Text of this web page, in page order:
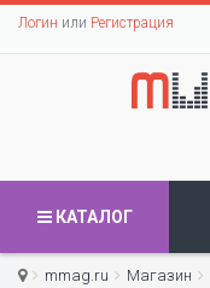
Логин или Регистрация
КАТАЛОГ
mmag.ru Магазин